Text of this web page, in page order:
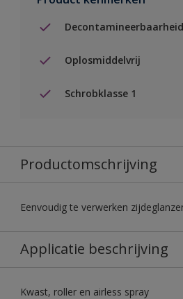
Oplosmiddelvrij
Schrobklasse 1
Productomschrijving
Eenvoudig te verwerken
Applicatie beschrijving
Kwast, roller en airless spray